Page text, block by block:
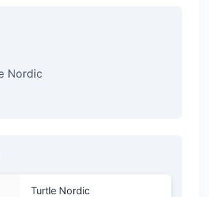
Nordic
Turtle Nordic